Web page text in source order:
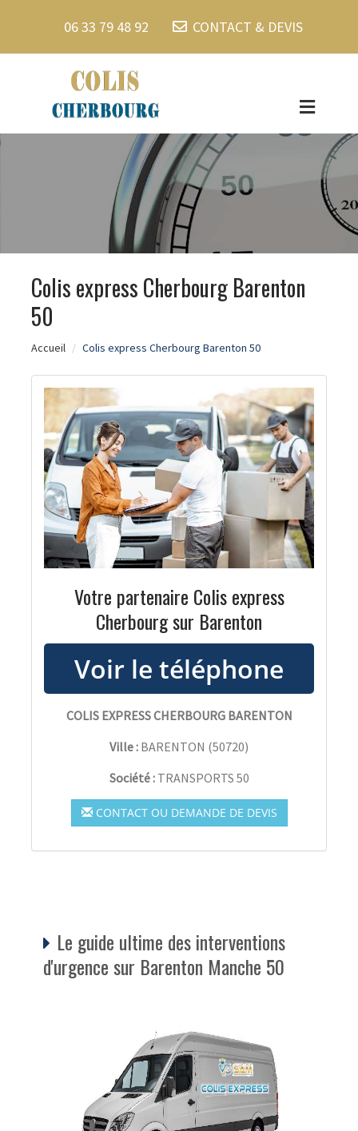
06 33 79 48 92 CONTACT & DEVIS
Colis express Cherbourg Barenton
50
Accueil Colis express Cherbourg Barenton 50
Votre partenaire Colis express
Cherbourg sur Barenton
COLIS EXPRESS CHERBOURG BARENTON
Ville : BARENTON (50720)
Société : TRANSPORTS 50
CONTACT OU DEMANDE DE DEVIS
Le guide ultime des interventions
d'urgence sur Barenton Manche 50